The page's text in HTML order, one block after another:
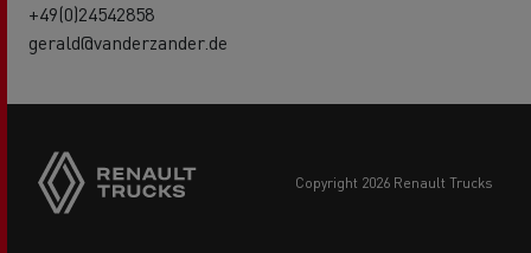
+49(0)24542858
gerald@vanderzander.de
copyright 2026 Renault Trucks